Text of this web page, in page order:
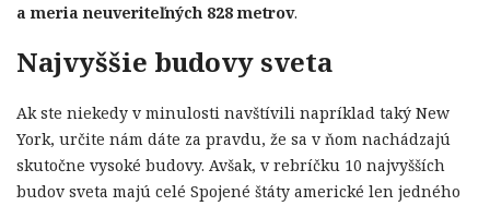
a meria neuveriteľných 828 metrov.
Najvyššie budovy sveta
Ak ste niekedy v minulosti navštívili napríklad taký New
York, určite nám dáte za pravdu, že sa v ňom nachádzajú
skutočne vysoké budovy. Avšak, v rebríčku 10 najvyšších
budov sveta majú celé Spojené štáty americké len jedného